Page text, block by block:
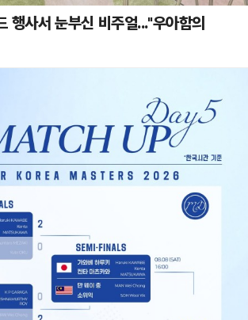
행사서 눈부신 비주얼..."우아함의